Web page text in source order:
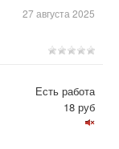
27 августа 2025
Есть работа
18 руб